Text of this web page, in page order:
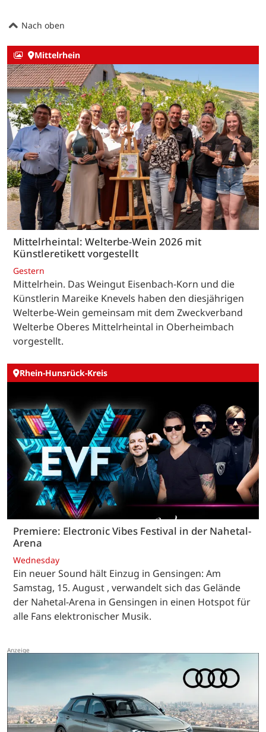
Nach oben
Mittelrhein
Mittelrheintal: Welterbe-Wein 2026 mit
Künstleretikett vorgestellt
Gestern
Mittelrhein. Das Weingut Eisenbach-Korn und die
Künstlerin Mareike Knevels haben den diesjährigen
Welterbe-Wein gemeinsam mit dem Zweckverband
Welterbe Oberes Mittelrheintal in Oberheimbach
vorgestellt.
Rhein-Hunsrück-Kreis
Premiere: Electronic Vibes Festival in der Nahetal-
Arena
Wednesday
Ein neuer Sound hält Einzug in Gensingen: Am
Samstag, 15. August , verwandelt sich das Gelände
der Nahetal-Arena in Gensingen in einen Hotspot für
alle Fans elektronischer Musik.